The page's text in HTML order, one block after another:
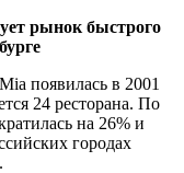
появилась в 2001
24 ресторана. По
на 26% и
городах